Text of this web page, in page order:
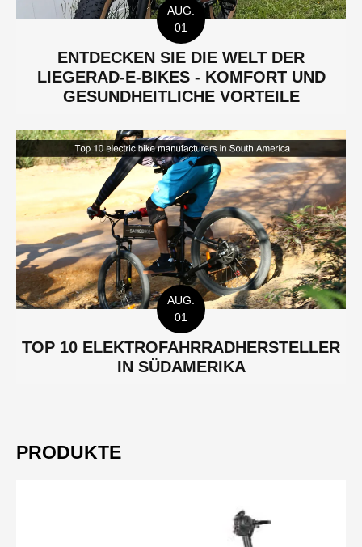
AUG.
01
ENTDECKEN SIE DIE WELT DER
LIEGERAD-E-BIKES - KOMFORT UND
GESUNDHEITLICHE VORTEILE
AUG.
01
TOP 10 ELEKTROFAHRRADHERSTELLER
IN SÜDAMERIKA
PRODUKTE